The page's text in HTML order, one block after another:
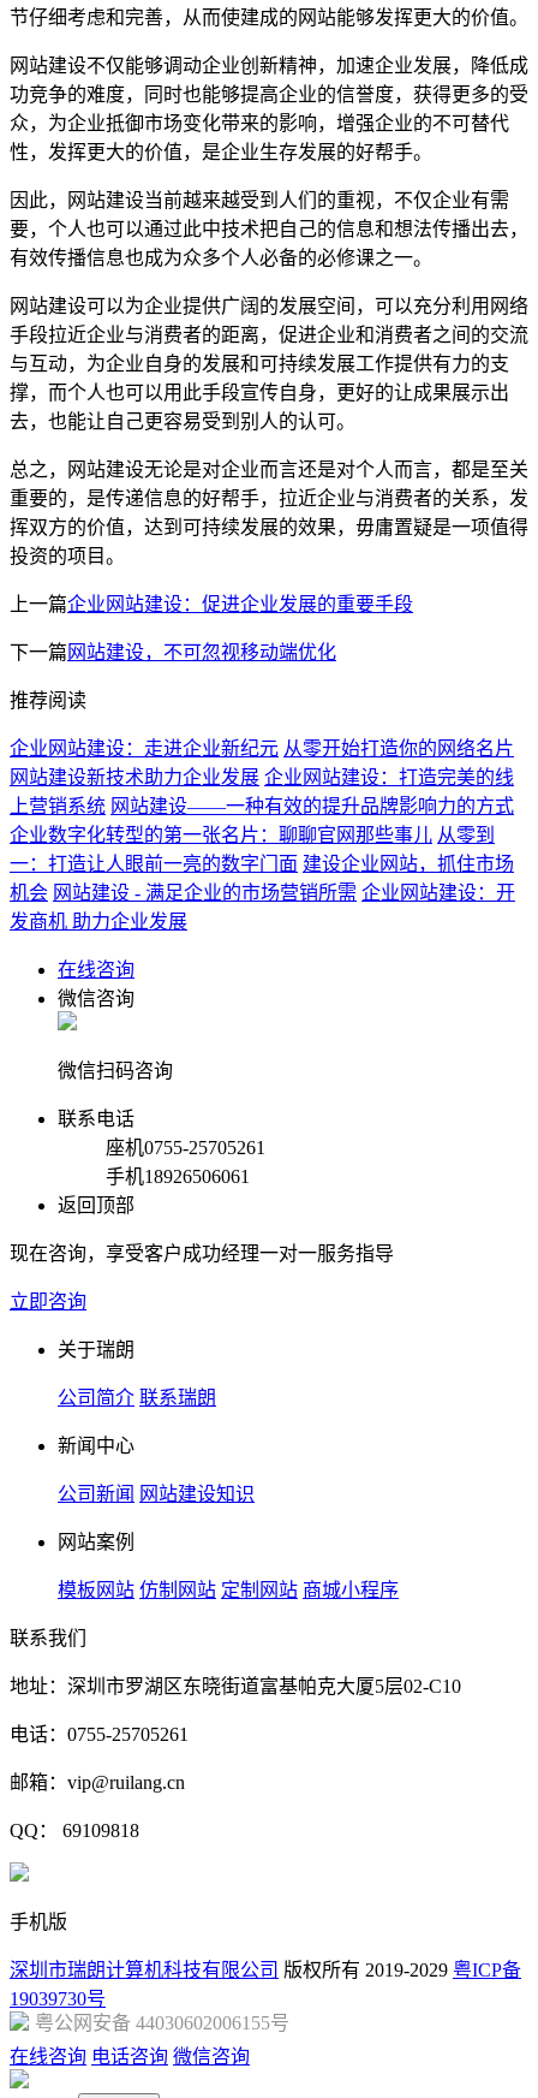
节仔细考虑和完善，从而使建成的网站能够发挥更大的价值。
网站建设不仅能够调动企业创新精神，加速企业发展，降低成
功竞争的难度，同时也能够提高企业的信誉度，获得更多的受
众，为企业抵御市场变化带来的影响，增强企业的不可替代
性，发挥更大的价值，是企业生存发展的好帮手。
因此，网站建设当前越来越受到人们的重视，不仅企业有需
要，个人也可以通过此中技术把自己的信息和想法传播出去，
有效传播信息也成为众多个人必备的必修课之一。
网站建设可以为企业提供广阔的发展空间，可以充分利用网络
手段拉近企业与消费者的距离，促进企业和消费者之间的交流
与互动，为企业自身的发展和可持续发展工作提供有力的支
撑，而个人也可以用此手段宣传自身，更好的让成果展示出
去，也能让自己更容易受到别人的认可。
总之，网站建设无论是对企业而言还是对个人而言，都是至关
重要的，是传递信息的好帮手，拉近企业与消费者的关系，发
挥双方的价值，达到可持续发展的效果，毋庸置疑是一项值得
投资的项目。
上一篇企业网站建设：促进企业发展的重要手段
下一篇 网站建设，不可忽视移动端优化
推荐阅读
企业网站建设：走进企业新纪元 从零开始打造你的网络名片
网站建设新技术助力企业发展 企业网站建设：打造完美的线
上营销系统 网站建设——一种有效的提升品牌影响力的方式
企业数字化转型的第一张名片：聊聊官网那些事儿 从零到
一：打造让人眼前一亮的数字门面 建设企业网站，抓住市场
机会 网站建设 - 满足企业的市场营销所需 企业网站建设：开
发商机 助力企业发展
在线咨询
微信咨询
微信扫码咨询
联系电话
座机0755-25705261
手机18926506061
返回顶部
现在咨询，享受客户成功经理一对一服务指导
立即咨询
关于瑞朗
公司简介 联系瑞朗
新闻中心
公司新闻 网站建设知识
网站案例
模板网站 仿制网站 定制网站 商城小程序
联系我们
地址：深圳市罗湖区东晓街道富基帕克大厦5层02-C10
电话：0755-25705261
邮箱：vip@ruilang.cn
QQ： 69109818
手机版
深圳市瑞朗计算机科技有限公司 版权所有 2019-2029 粤ICP备
19039730号
粤公网安备 44030602006155号
在线咨询 电话咨询 微信咨询